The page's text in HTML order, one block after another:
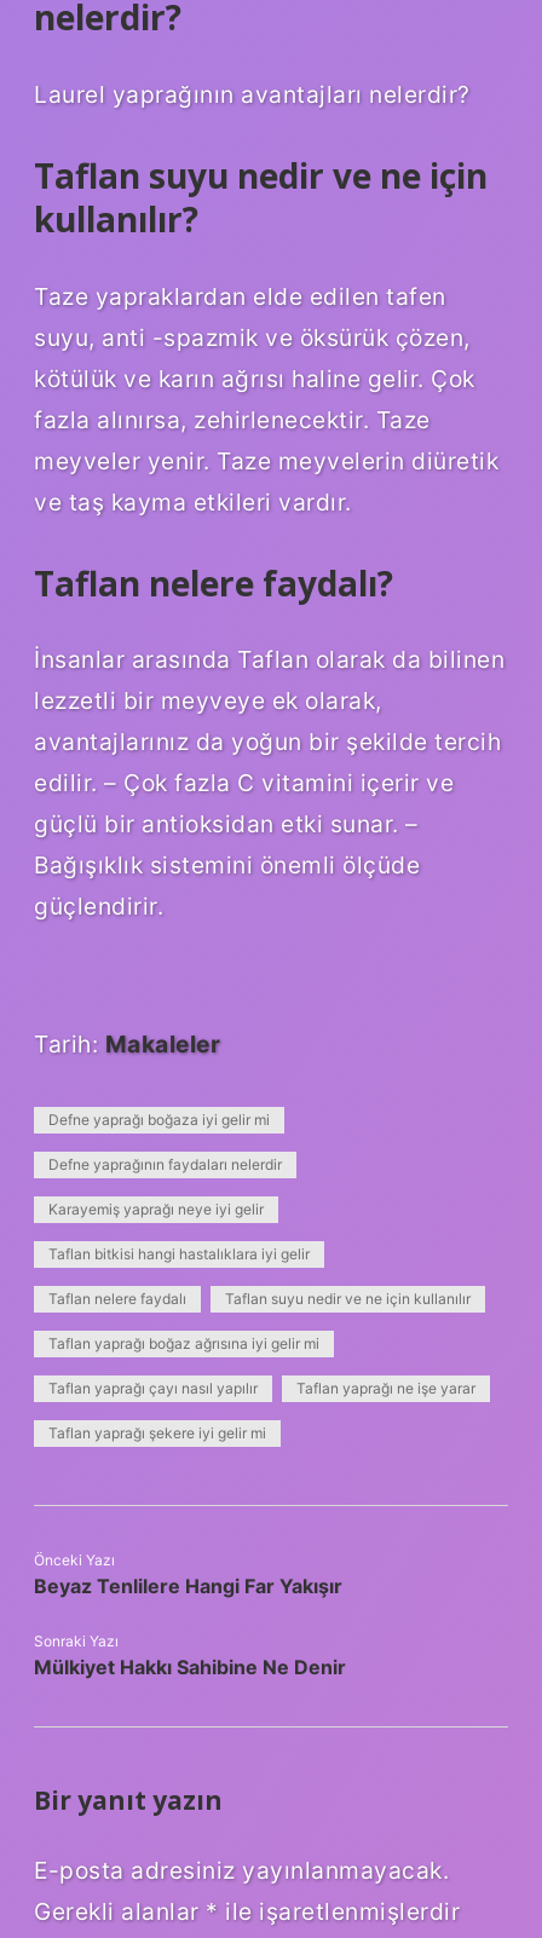
nelerdir?
Laurel yaprağının avantajları nelerdir?
Taflan suyu nedir ve ne için
kullanılır?
Taze yapraklardan elde edilen tafen
suyu, anti -spazmik ve öksürük çözen,
kötülük ve karın ağrısı haline gelir. Çok
fazla alınırsa, zehirlenecektir. Taze
meyveler yenir. Taze meyvelerin diüretik
ve taş kayma etkileri vardır.
Taflan nelere faydalı?
İnsanlar arasında Taflan olarak da bilinen
lezzetli bir meyveye ek olarak,
avantajlarınız da yoğun bir şekilde tercih
edilir. – Çok fazla C vitamini içerir ve
güçlü bir antioksidan etki sunar. –
Bağışıklık sistemini önemli ölçüde
güçlendirir.
Tarih: Makaleler
Defne yaprağı boğaza iyi gelir mi
Defne yaprağının faydaları nelerdir
Karayemiş yaprağı neye iyi gelir
Taflan bitkisi hangi hastalıklara iyi gelir
Taflan nelere faydalı Taflan suyu nedir ve ne için kullanılır
Taflan yaprağı boğaz ağrısına iyi gelir mi
Taflan yaprağı çayı nasıl yapılır Taflan yaprağı ne işe yarar
Taflan yaprağı şekere iyi gelir mi
Önceki Yazı
Beyaz Tenlilere Hangi Far Yakışır
Sonraki Yazı
Mülkiyet Hakkı Sahibine Ne Denir
Bir yanıt yazın
E-posta adresiniz yayınlanmayacak.
Gerekli alanlar * ile işaretlenmişlerdir